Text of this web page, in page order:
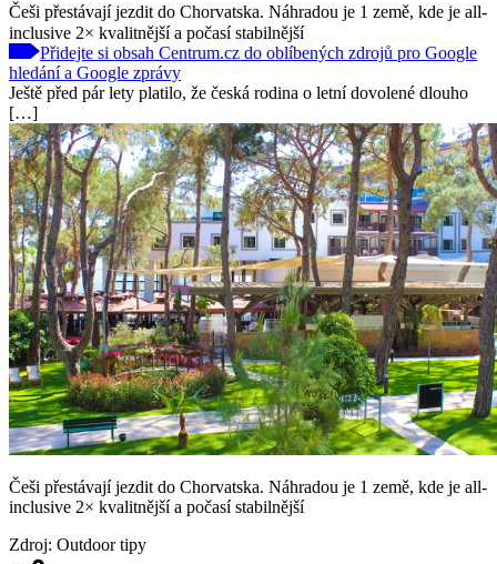
Češi přestávají jezdit do Chorvatska. Náhradou je 1 země, kde je all-
inclusive 2× kvalitnější a počasí stabilnější
Přidejte si obsah Centrum.cz do oblíbených zdrojů pro Google
hledání a Google zprávy
Ještě před pár lety platilo, že česká rodina o letní dovolené dlouho
[…]
Češi přestávají jezdit do Chorvatska. Náhradou je 1 země, kde je all-
inclusive 2× kvalitnější a počasí stabilnější
Zdroj: Outdoor tipy